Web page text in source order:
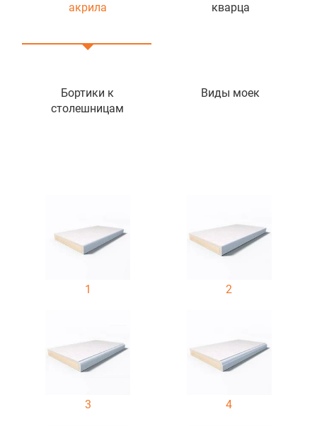
акрила
кварца
Бортики к
столешницам
Виды моек
1 2
3 4